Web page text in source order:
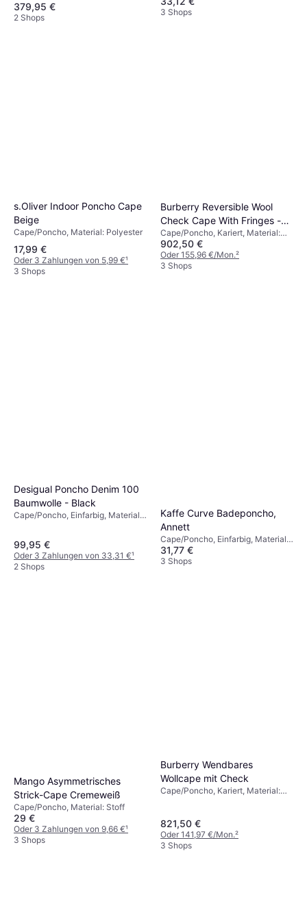
379,95 €
2 Shops
3 Shops
s.Oliver Indoor Poncho Cape
Beige
Cape/Poncho, Material: Polyester
17,99 €
Oder 3 Zahlungen von 5,99 €¹
3 Shops
Burberry Reversible Wool
Check Cape With Fringes -
Black
Cape/Poncho, Kariert, Material:
Wolle
902,50 €
Oder 155,96 €/Mon.²
3 Shops
Desigual Poncho Denim 100
Baumwolle - Black
Cape/Poncho, Einfarbig, Material:
99,95 €
Oder 3 Zahlungen von 33,31 €¹
2 Shops
Kaffe Curve Badeponcho,
Annett
Cape/Poncho, Einfarbig, Material:
Stoff, Hoher Komfort
31,77 €
3 Shops
Mango Asymmetrisches
Strick-Cape Cremeweiß
Cape/Poncho, Material: Stoff
29 €
Oder 3 Zahlungen von 9,66 €¹
3 Shops
Burberry Wendbares
Wollcape mit Check
Cape/Poncho, Kariert, Material:
821,50 €
Oder 141,97 €/Mon.²
3 Shops